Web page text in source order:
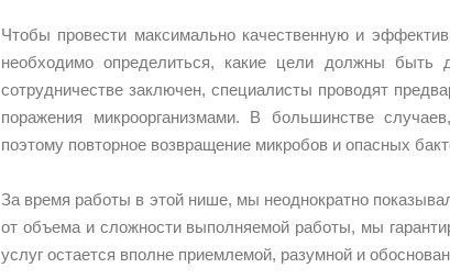
Чтобы провести максимально качественную и
необходимо определиться, какие цели должны быть
сотрудничестве заключен, специалисты проводят
поражения микроорганизмами. В большинстве
поэтому повторное возвращение микробов и опасных
За время работы в этой нише, мы неоднократно
от объема и сложности выполняемой работы, мы
услуг остается вполне приемлемой, разумной и